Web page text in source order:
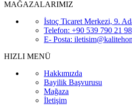
MAĞAZALARIMIZ
İstoç Ticaret Merkezi, 9.
Telefon: +90 539 790 21 98
E- Posta:
HIZLI MENÜ
Hakkımızda
Bayilik Başvurusu
Mağaza
İletişim